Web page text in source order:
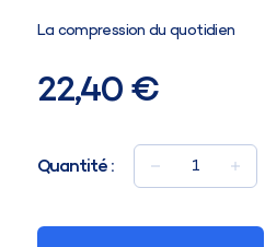
La compression du quotidien
22,40 €
Quantité : 1